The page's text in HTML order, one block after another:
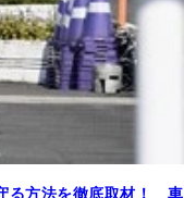
る方法を徹底取材！ 車